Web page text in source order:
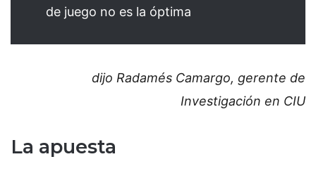
de juego no es la óptima
dijo Radamés Camargo, gerente de
Investigación en CIU
La apuesta